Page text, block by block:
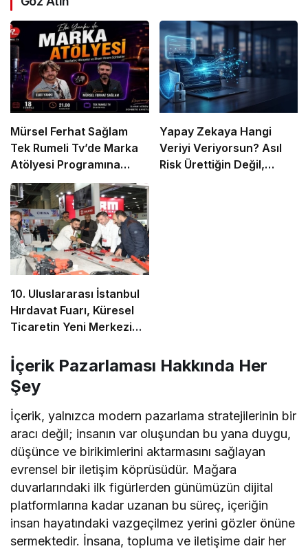
Mürsel Ferhat Sağlam
Tek Rumeli Tv’de Marka
Atölyesi Programına
Konuk Oldu
Yapay Zekaya Hangi
Veriyi Veriyorsun? Asıl
Risk Ürettiğin Değil,
10. Uluslararası İstanbul
Hırdavat Fuarı, Küresel
Ticaretin Yeni Merkezi
İçerik Pazarlaması Hakkında Her
Şey
İçerik, yalnızca modern pazarlama stratejilerinin bir
aracı değil; insanın var oluşundan bu yana duygu,
düşünce ve birikimlerini aktarmasını sağlayan
evrensel bir iletişim köprüsüdür. Mağara
duvarlarındaki ilk figürlerden günümüzün dijital
platformlarına kadar uzanan bu süreç, içeriğin
insan hayatındaki vazgeçilmez yerini gözler önüne
sermektedir. İnsana, topluma ve iletişime dair her